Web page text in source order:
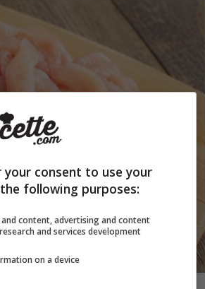
consent to use your
following purposes:
content, advertising and content
and services development
on a device